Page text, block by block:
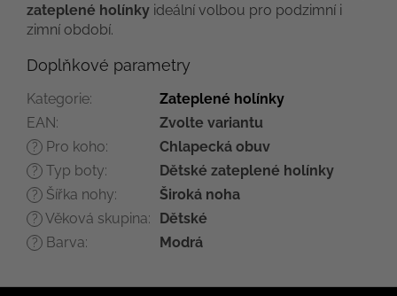
zateplené holínky ideální volbou pro podzimní i
zimní období.
Doplňkové parametry
Kategorie:
Zateplené holínky
EAN: Zvolte variantu
? Pro koho: Chlapecká obuv
? Typ boty: Dětské zateplené holínky
? Šířka nohy: Široká noha
? Věková skupina: Dětské
? Barva: Modrá